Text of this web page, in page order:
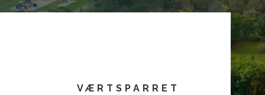
VÆRTSPARRET